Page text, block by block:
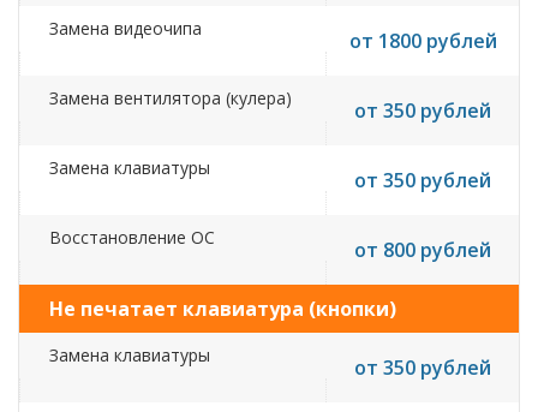
Замена видеочипа от 1800 рублей
Замена вентилятора (кулера) от 350 рублей
Замена клавиатуры от 350 рублей
Восстановление ОС от 800 рублей
Не печатает клавиатура (кнопки)
Замена клавиатуры от 350 рублей